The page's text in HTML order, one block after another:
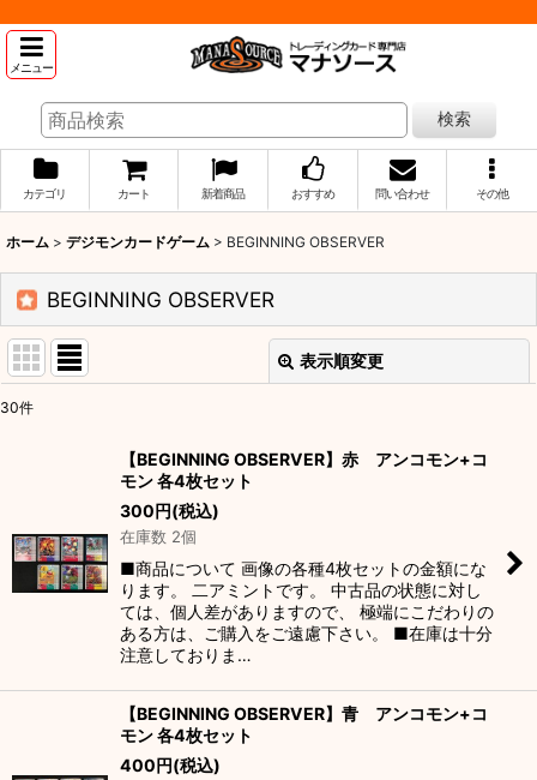
メニュー
検索
カテゴリ カート 新着商品 おすすめ 問い合わせ その他
ホーム > デジモンカードゲーム > BEGINNING OBSERVER
BEGINNING OBSERVER
表示順変更
絞り込む
30件
【BEGINNING OBSERVER】赤 アンコモン+コ
モン 各4枚セット
300円(税込)
在庫数 2個
■商品について 画像の各種4枚セットの金額にな
ります。 二アミントです。 中古品の状態に対し
ては、個人差がありますので、 極端にこだわりの
ある方は、ご購入をご遠慮下さい。 ■在庫は十分
注意しておりま…
【BEGINNING OBSERVER】青 アンコモン+コ
モン 各4枚セット
400円(税込)